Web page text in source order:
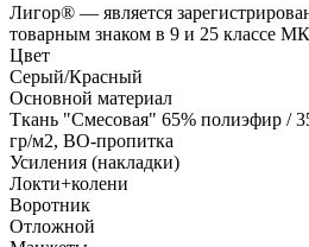
Лигор® — является
товарным знаком в 9 и 25 классе
Цвет
Серый/Красный
Основной материал
Ткань "Смесовая" 65% полиэфир /
гр/м2, ВО-пропитка
Усиления (накладки)
Локти+колени
Воротник
Отложной